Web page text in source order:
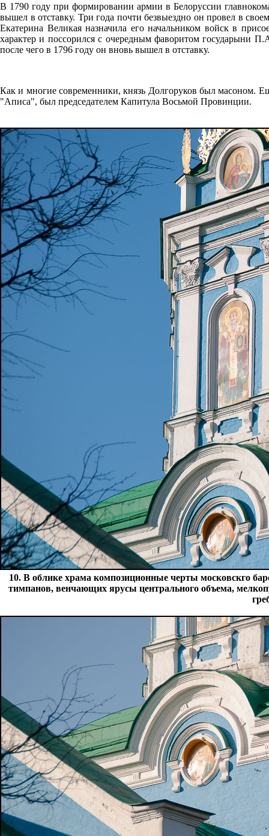
В 1790 году при формировании армии в Белоруссии
вышел в отставку. Три года почти безвыездно он провел в
Екатерина Великая назначила его начальником войск в
характер и поссорился с очередным фаворитом государыни
после чего в 1796 году он вновь вышел в отставку.
Как и многие современники, князь Долгоруков был масоном.
"Аписа", был председателем Капитула Восьмой Провинции.
10. В облике храма композиционные черты московскго
тимпанов, венчающих ярусы центрального объема,